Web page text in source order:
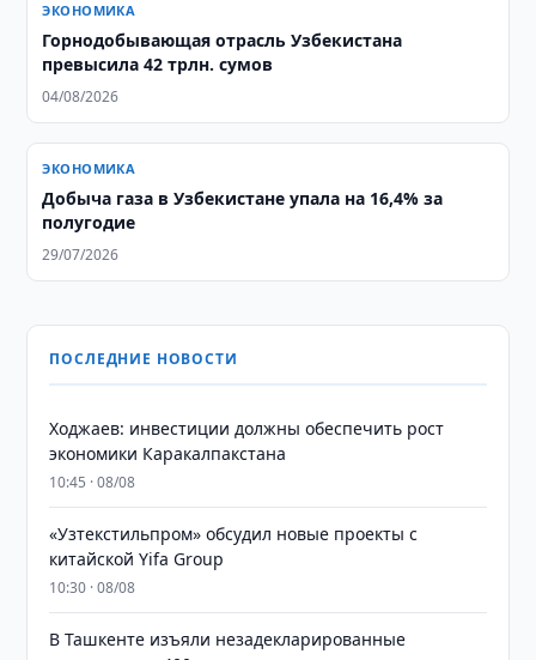
ЭКОНОМИКА
Горнодобывающая отрасль Узбекистана
превысила 42 трлн. сумов
04/08/2026
ЭКОНОМИКА
Добыча газа в Узбекистане упала на 16,4% за
полугодие
29/07/2026
ПОСЛЕДНИЕ НОВОСТИ
Ходжаев: инвестиции должны обеспечить рост
экономики Каракалпакстана
10:45 · 08/08
«Узтекстильпром» обсудил новые проекты с
китайской Yifa Group
10:30 · 08/08
​​​​​​​В Ташкенте изъяли незадекларированные